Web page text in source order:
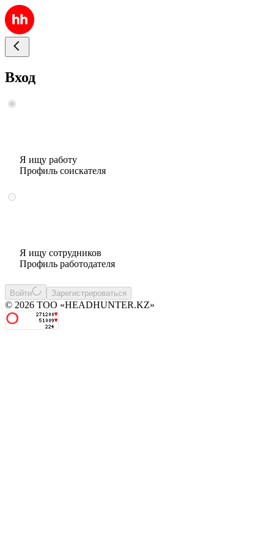
Вход
Я ищу работу
Профиль соискателя
Я ищу сотрудников
Профиль работодателя
Войти Зарегистрироваться
© 2026 ТОО «HEADHUNTER.KZ»